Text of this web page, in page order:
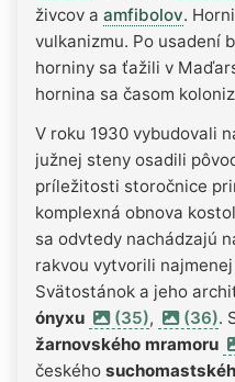
živcov a amfibolov.
vulkanizmu. Po usadení
horniny sa ťažili v
hornina sa časom
V roku 1930 vybudovali
južnej steny osadili
príležitosti storočnice
komplexná obnova
sa odvtedy nachádzajú
rakvou vytvorili
Svätostánok a jeho
ónyxu
(35), (36).
žarnovského mramoru
českého